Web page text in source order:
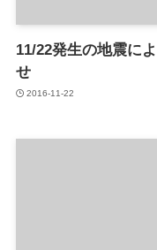
11/22発生の地震に
せ
2016-11-22